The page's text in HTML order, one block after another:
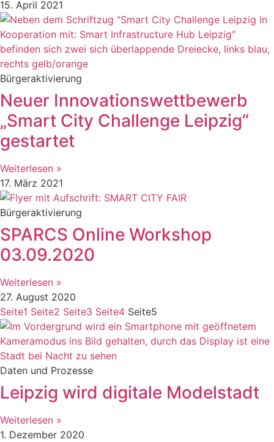
15. April 2021
Bürgeraktivierung
Neuer Innovationswettbewerb
„Smart City Challenge Leipzig“
gestartet
Weiterlesen »
17. März 2021
Bürgeraktivierung
SPARCS Online Workshop
03.09.2020
Weiterlesen »
27. August 2020
Seite1 Seite2 Seite3 Seite4 Seite5
Daten und Prozesse
Leipzig wird digitale Modelstadt
Weiterlesen »
1. Dezember 2020